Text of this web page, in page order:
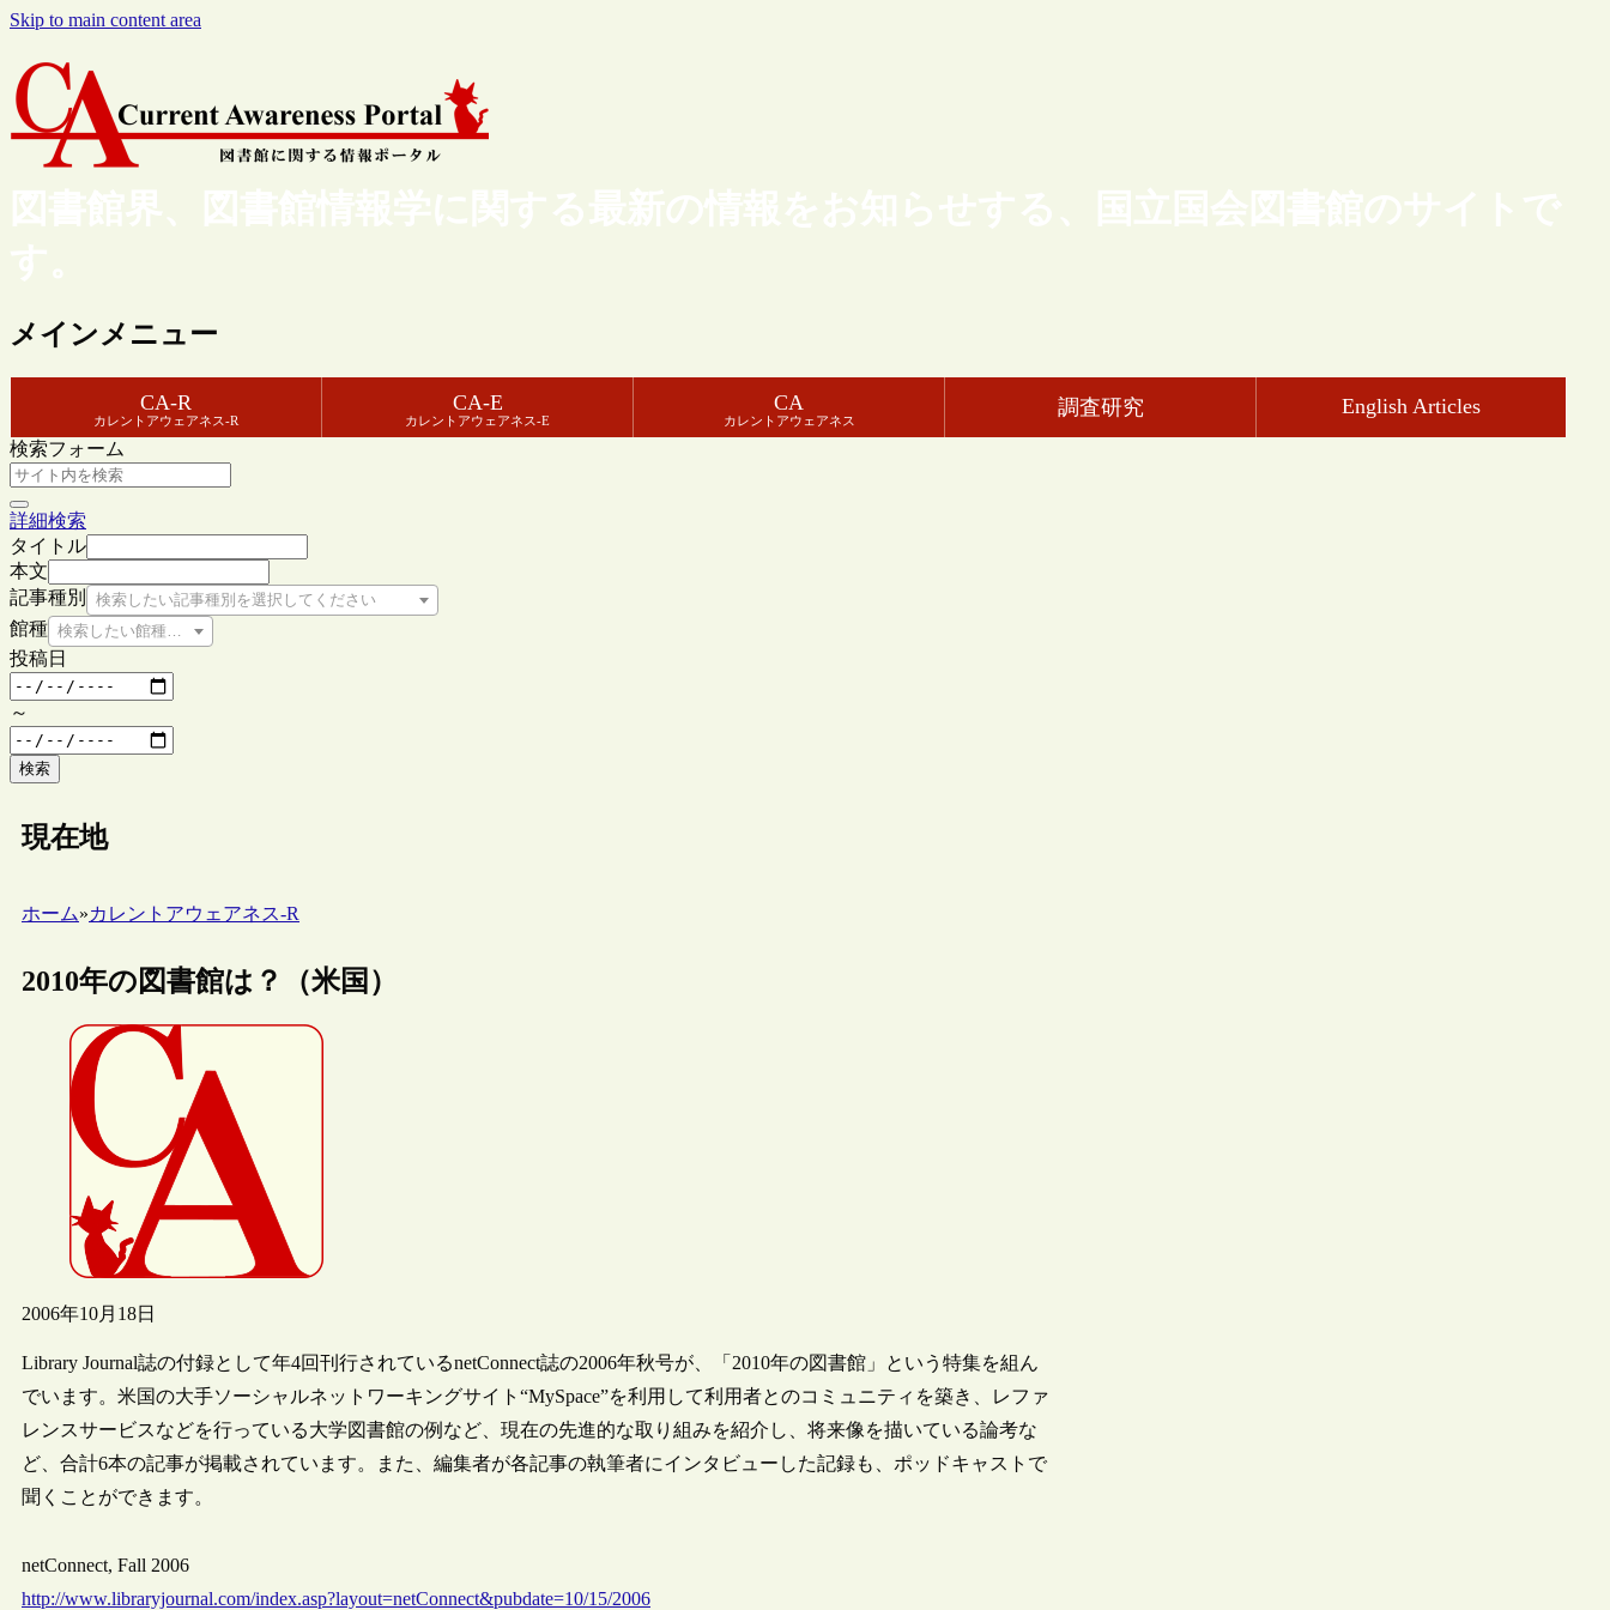
Skip to main content area
図書館界、図書館情報学に関する最新の情報をお知らせする、国立国会図書館のサイトで
す。
メインメニュー
CA-R
カレントアウェアネス-R
CA-E
カレントアウェアネス-E
CA
カレントアウェアネス
調査研究 English Articles
検索フォーム
詳細検索
タイトル
本文
記事種別
検索したい記事種別を選択してください
館種 検索したい館種を選択してください
投稿日
～
検索
現在地
ホーム»カレントアウェアネス-R
2010年の図書館は？（米国）
2006年10月18日
Library Journal誌の付録として年4回刊行されているnetConnect誌の2006年秋号が、「2010年の図書館」という特集を組ん
でいます。米国の大手ソーシャルネットワーキングサイト“MySpace”を利用して利用者とのコミュニティを築き、レファ
レンスサービスなどを行っている大学図書館の例など、現在の先進的な取り組みを紹介し、将来像を描いている論考な
ど、合計6本の記事が掲載されています。また、編集者が各記事の執筆者にインタビューした記録も、ポッドキャストで
聞くことができます。
netConnect, Fall 2006
http://www.libraryjournal.com/index.asp?layout=netConnect&pubdate=10/15/2006